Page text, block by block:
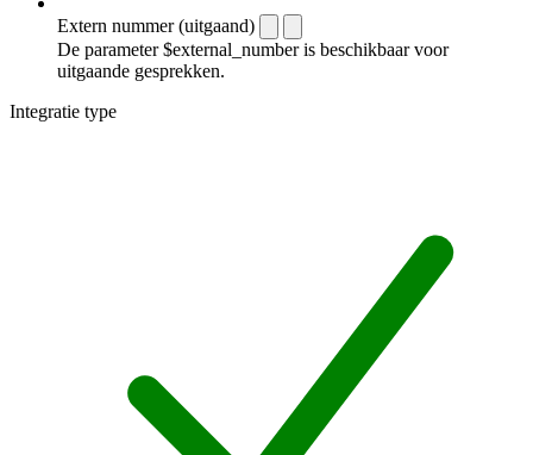
Extern nummer (uitgaand)
De parameter $external_number is beschikbaar voor
uitgaande gesprekken.
Integratie type